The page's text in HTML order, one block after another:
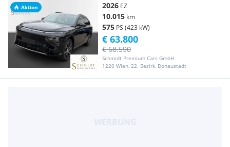
Aktion 2026 EZ
10.015 km
575 PS (423 kW)
Schmidt Premium Cars GmbH
1220 Wien, 22. Bezirk, Donaustadt
€ 68.590
€ 63.800